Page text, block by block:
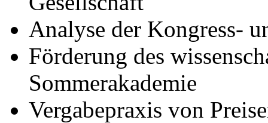
Analyse der Kongress-
Förderung des
Sommerakademie
Vergabepraxis von